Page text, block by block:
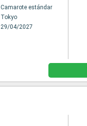
Camarote estándar
Tokyo
29/04/2027